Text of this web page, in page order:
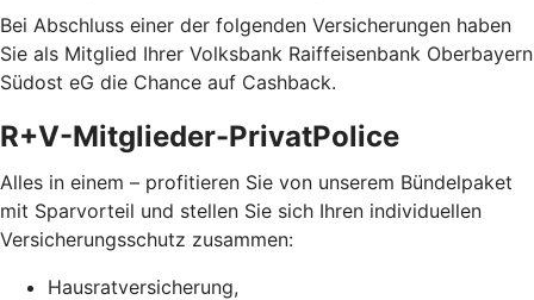
Bei Abschluss einer der folgenden Versicherungen haben
Sie als Mitglied Ihrer Volksbank Raiffeisenbank Oberbayern
Südost eG die Chance auf Cashback.
R+V-Mitglieder-PrivatPolice
Alles in einem – profitieren Sie von unserem Bündelpaket
mit Sparvorteil und stellen Sie sich Ihren individuellen
Versicherungsschutz zusammen:
Hausratversicherung,